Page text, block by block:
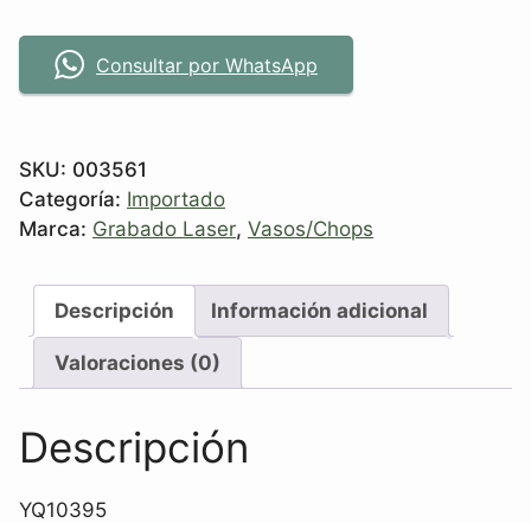
Consultar por WhatsApp
SKU: 003561
Categoría: Importado
Marca: Grabado Laser, Vasos/Chops
Descripción Información adicional
Valoraciones (0)
Descripción
YQ10395